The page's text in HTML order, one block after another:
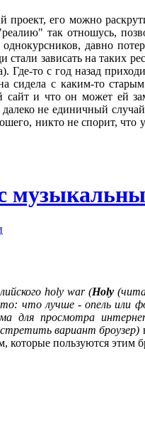
его можно
так отношусь,
давно
зависать на таких
Где-то с год назад
сидела с каким-то
и что он может ей
не единичный
никто не спорит,
holy war (Holy
что лучше - опель
для просмотра
вариант броузер)
пользуются этим